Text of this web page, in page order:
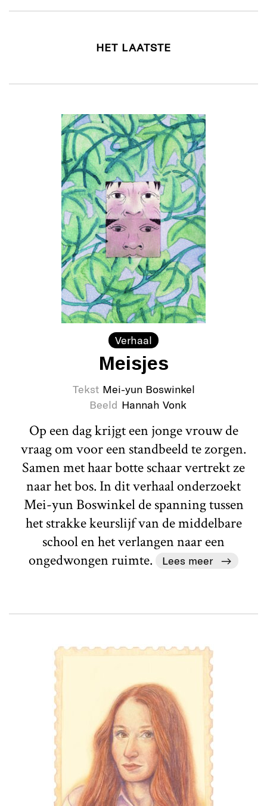
HET LAATSTE
Verhaal
Meisjes
Tekst Mei-yun Boswinkel
Beeld Hannah Vonk
Op een dag krijgt een jonge vrouw de
vraag om voor een standbeeld te zorgen.
Samen met haar botte schaar vertrekt ze
naar het bos. In dit verhaal onderzoekt
Mei-yun Boswinkel de spanning tussen
het strakke keurslijf van de middelbare
school en het verlangen naar een
ongedwongen ruimte.
Lees meer